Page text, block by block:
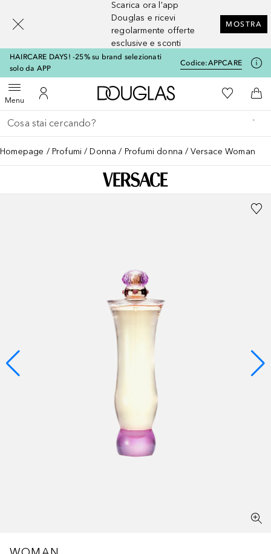
Scarica ora l'app
Douglas e ricevi
regolarmente offerte
esclusive e sconti
MOSTRA
HAIRCARE DAYS! -25% su brand selezionati
solo da APP
Codice:APPCARE
MenuApri menuAl Mio Account
A Douglas HomeAlla Mia
Al
Torna indietro
Esegui ricerca
Homepage Profumi Donna Profumi donna Versace Woman
[navigation.slideout.screenreader]